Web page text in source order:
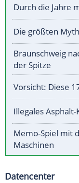
Durch die Jahre
Die größten
Braunschweig
der Spitze
Vorsicht: Diese
Illegales
Memo-Spiel mit
Maschinen
Datencenter